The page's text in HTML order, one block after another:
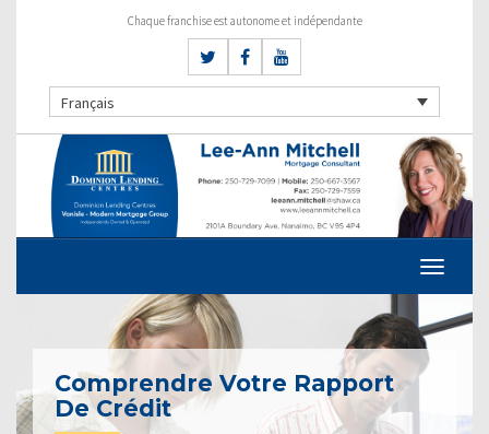
Chaque franchise est autonome et indépendante
Français
Comprendre Votre Rapport
De Crédit